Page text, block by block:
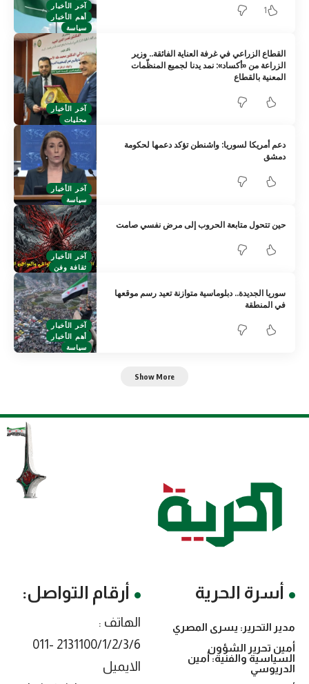
آخر الأخبار
أهم الأخبار
سياسة
1
آخر الأخبار
محليات
القطاع الزراعي في غرفة العناية الفائقة.. وزير
الزراعة من «أكساد»: نمد يدنا لجميع المنظّمات
المعنية بالقطاع
آخر الأخبار
سياسة
دعم أمريكا لسوريا: واشنطن تؤكد دعمها لحكومة
دمشق
آخر الأخبار
ثقافة وفن
حين تتحول متابعة الحروب إلى مرض نفسي صامت
آخر الأخبار
أهم الأخبار
سياسة
سوريا الجديدة.. دبلوماسية متوازنة تعيد رسم موقعها
في المنطقة
Show More
أسرة الحرية
مدير التحرير: يسرى المصري
أمين تحرير الشؤون
السياسية والفنية: أمين
الدريوسي
أرقام التواصل:
الهاتف :
2131100/1/2/3/6 -011
الايميل